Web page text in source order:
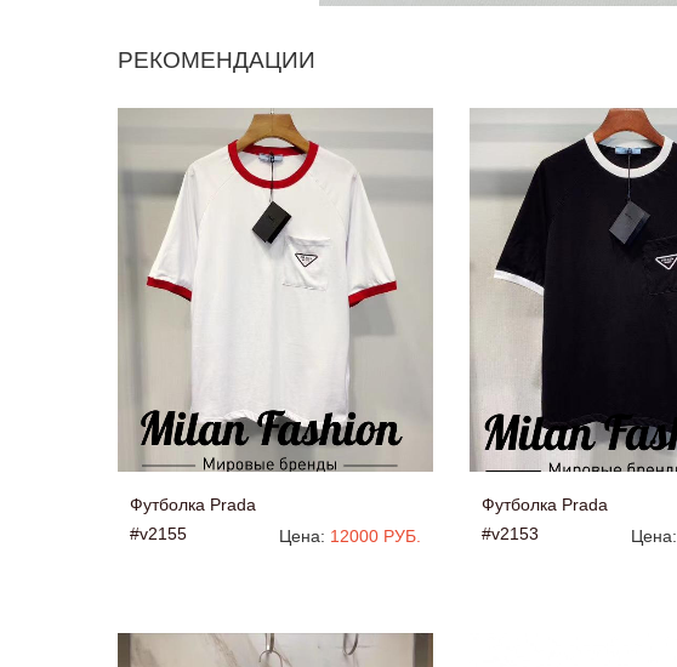
РЕКОМЕНДАЦИИ
Футболка Prada
#v2155
Цена: 12000 РУБ.
Футболка Prada
#v2153
Цена: